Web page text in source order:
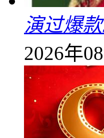
演过爆
2026年